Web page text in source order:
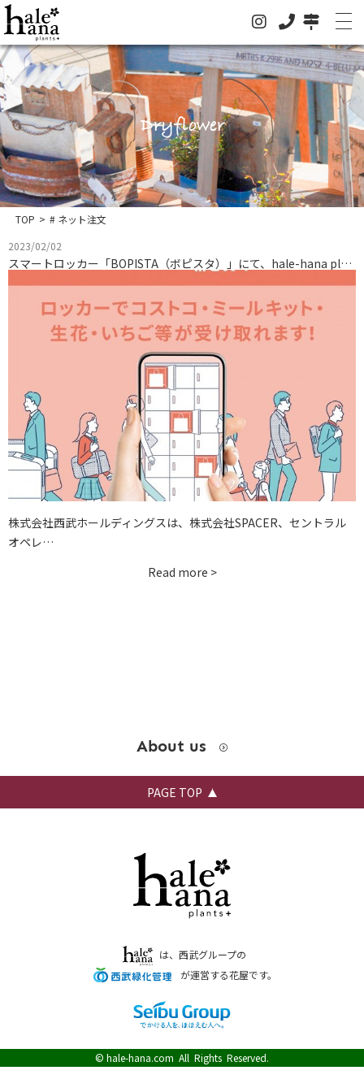
ホーム
オンラインストア
法人の方はこちらへ
お知らせ
ドライフラワー
ハレハナについて
お問い合わせ
instagram
Dryflower
TOP > # ネット注文
2023/02/02
スマートロッカー「BOPISTA（ボピスタ）」にて、hale-hana plants+の商品が購入できます。
株式会社西武ホールディングスは、株式会社SPACER、セントラル
オペレ…
Read more >
About us
PAGE TOP
は、西武グループの
が運営する花屋です。
© hale-hana.com All Rights Reserved.